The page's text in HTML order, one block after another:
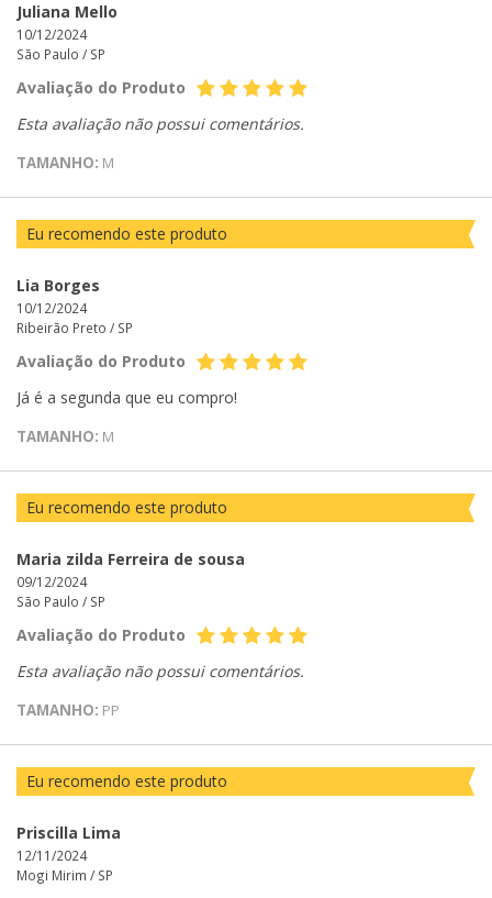
Juliana Mello
10/12/2024
São Paulo / SP
Avaliação do Produto
Esta avaliação não possui comentários.
TAMANHO: M
Eu recomendo este produto
Lia Borges
10/12/2024
Ribeirão Preto / SP
Avaliação do Produto
Já é a segunda que eu compro!
TAMANHO: M
Eu recomendo este produto
Maria zilda Ferreira de sousa
09/12/2024
São Paulo / SP
Avaliação do Produto
Esta avaliação não possui comentários.
TAMANHO: PP
Eu recomendo este produto
Priscilla Lima
12/11/2024
Mogi Mirim / SP